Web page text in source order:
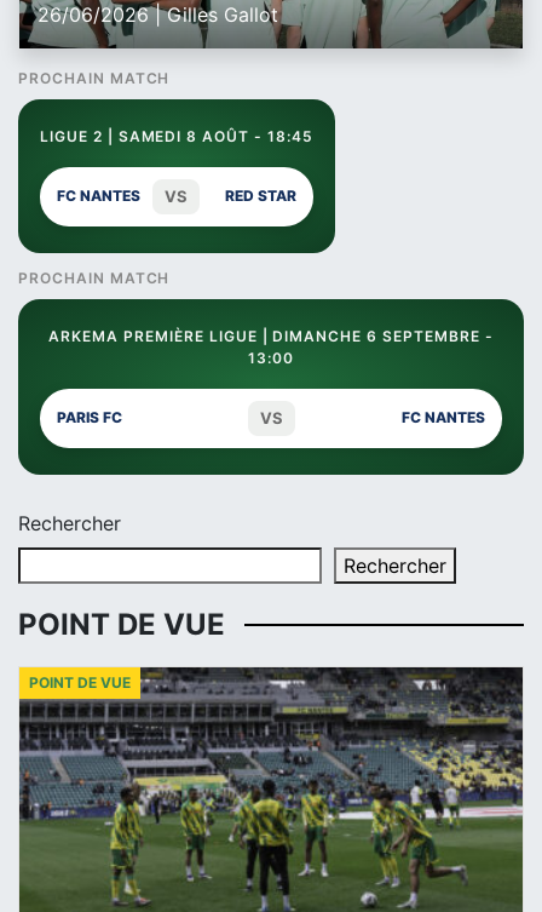
26/06/2026 | Gilles Gallot
PROCHAIN MATCH
LIGUE 2 | SAMEDI 8 AOÛT - 18:45
FC NANTES VS RED STAR
PROCHAIN MATCH
ARKEMA PREMIÈRE LIGUE | DIMANCHE 6 SEPTEMBRE -
13:00
PARIS FC VS FC NANTES
Rechercher
Rechercher
POINT DE VUE
POINT DE VUE